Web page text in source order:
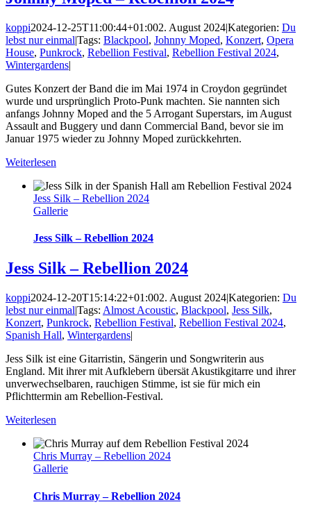
koppi2024-12-25T11:00:44+01:002. August 2024|Kategorien: Du
lebst nur einmal|Tags: Blackpool, Johnny Moped, Konzert, Opera
House, Punkrock, Rebellion Festival, Rebellion Festival 2024,
Wintergardens|
Gutes Konzert der Band die im Mai 1974 in Croydon gegründet
wurde und ursprünglich Proto-Punk machten. Sie nannten sich
anfangs Johnny Moped and the 5 Arrogant Superstars, im August
Assault and Buggery und dann Commercial Band, bevor sie im
Januar 1975 wieder zu Johnny Moped zurückkehrten.
Weiterlesen
Jess Silk – Rebellion 2024
Gallerie
Jess Silk – Rebellion 2024
Jess Silk – Rebellion 2024
koppi2024-12-20T15:14:22+01:002. August 2024|Kategorien: Du
lebst nur einmal|Tags: Almost Acoustic, Blackpool, Jess Silk,
Konzert, Punkrock, Rebellion Festival, Rebellion Festival 2024,
Spanish Hall, Wintergardens|
Jess Silk ist eine Gitarristin, Sängerin und Songwriterin aus
England. Mit ihrer mit Aufklebern übersät Akustikgitarre und ihrer
unverwechselbaren, rauchigen Stimme, ist sie für mich ein
Pflichttermin am Rebellion-Festival.
Weiterlesen
Chris Murray – Rebellion 2024
Gallerie
Chris Murray – Rebellion 2024